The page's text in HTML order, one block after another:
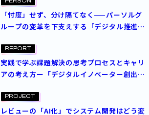
「忖度」せず、分け隔てなく——パーソルグ
ループの変革を下支えする「デジタル推進部
REPORT
実践で学ぶ課題解決の思考プロセスとキャリ
アの考え方ー「デジタルイノベーター創出プ
PROJECT
レビューの「AI化」でシステム開発はどう変